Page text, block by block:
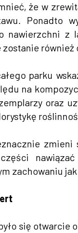
że w
Ponadto
o nawierzchni
zostanie
parku
na
oraz
zmieni
zachowaniu
się